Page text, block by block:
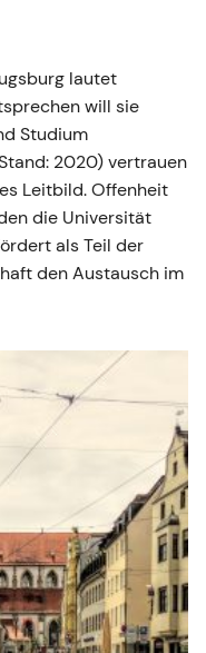
lautet
will sie
Studium
2020) vertrauen
Leitbild. Offenheit
die Universität
als Teil der
den Austausch im